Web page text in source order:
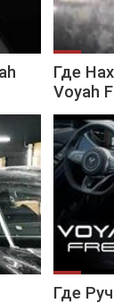
Где
Voyah
Где